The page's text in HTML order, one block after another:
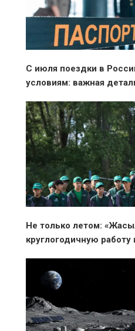
С июля поездки в
условиям: важная
Не только летом:
круглогодичную работу